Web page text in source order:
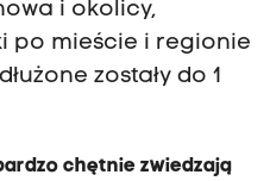
i okolicy,
po mieście i regionie
zostały do 1
chętnie zwiedzają